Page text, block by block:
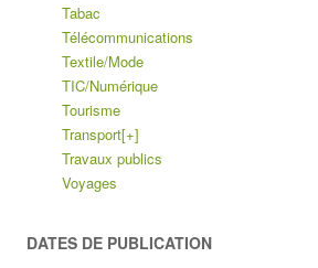
Tabac
Télécommunications
Textile/Mode
TIC/Numérique
Tourisme
Transport[+]
Travaux publics
Voyages
DATES DE PUBLICATION